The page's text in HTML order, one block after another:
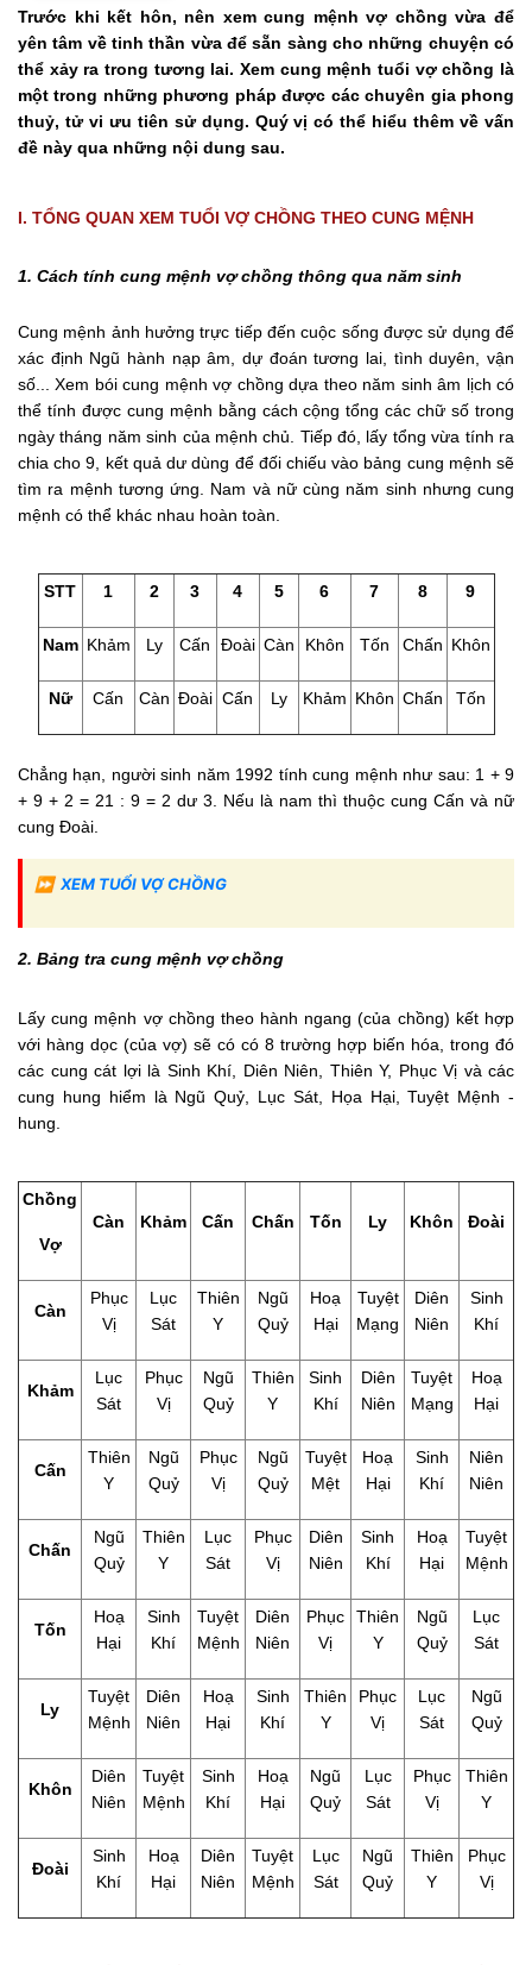
Trước khi kết hôn, nên xem cung mệnh vợ chồng vừa để
yên tâm về tinh thần vừa để sẵn sàng cho những chuyện có
thể xảy ra trong tương lai. Xem cung mệnh tuổi vợ chồng là
một trong những phương pháp được các chuyên gia phong
thuỷ, tử vi ưu tiên sử dụng. Quý vị có thể hiểu thêm về vấn
đề này qua những nội dung sau.
I. TỔNG QUAN XEM TUỔI VỢ CHỒNG THEO CUNG MỆNH
1. Cách tính cung mệnh vợ chồng thông qua năm sinh
Cung mệnh ảnh hưởng trực tiếp đến cuộc sống được sử dụng để
xác định Ngũ hành nạp âm, dự đoán tương lai, tình duyên, vận
số... Xem bói cung mệnh vợ chồng dựa theo năm sinh âm lịch có
thể tính được cung mệnh bằng cách cộng tổng các chữ số trong
ngày tháng năm sinh của mệnh chủ. Tiếp đó, lấy tổng vừa tính ra
chia cho 9, kết quả dư dùng để đối chiếu vào bảng cung mệnh sẽ
tìm ra mệnh tương ứng. Nam và nữ cùng năm sinh nhưng cung
mệnh có thể khác nhau hoàn toàn.
STT 1 2 3 4 5 6 7 8 9
Nam Khảm Ly Cấn Đoài Càn Khôn Tốn Chấn Khôn
Nữ Cấn Càn Đoài Cấn Ly Khảm Khôn Chấn Tốn
Chẳng hạn, người sinh năm 1992 tính cung mệnh như sau: 1 + 9
+ 9 + 2 = 21 : 9 = 2 dư 3. Nếu là nam thì thuộc cung Cấn và nữ
cung Đoài.
⏩ XEM TUỔI VỢ CHỒNG
2. Bảng tra cung mệnh vợ chồng
Lấy cung mệnh vợ chồng theo hành ngang (của chồng) kết hợp
với hàng dọc (của vợ) sẽ có có 8 trường hợp biến hóa, trong đó
các cung cát lợi là Sinh Khí, Diên Niên, Thiên Y, Phục Vị và các
cung hung hiểm là Ngũ Quỷ, Lục Sát, Họa Hại, Tuyệt Mệnh -
hung.
Chồng
Vợ
Càn Khảm Cấn Chấn Tốn Ly Khôn Đoài
Càn
Phục
Vị
Lục
Sát
Thiên
Y
Ngũ
Quỷ
Hoạ
Hại
Tuyệt
Mạng
Diên
Niên
Sinh
Khí
Khảm
Lục
Sát
Phục
Vị
Ngũ
Quỷ
Thiên
Y
Sinh
Khí
Diên
Niên
Tuyệt
Mạng
Hoạ
Hại
Cấn
Thiên
Y
Ngũ
Quỷ
Phục
Vị
Ngũ
Quỷ
Tuyệt
Mệt
Hoạ
Hại
Sinh
Khí
Niên
Niên
Chấn
Ngũ
Quỷ
Thiên
Y
Lục
Sát
Phục
Vị
Diên
Niên
Sinh
Khí
Hoạ
Hại
Tuyệt
Mệnh
Tốn
Hoạ
Hại
Sinh
Khí
Tuyệt
Mệnh
Diên
Niên
Phục
Vị
Thiên
Y
Ngũ
Quỷ
Lục
Sát
Ly
Tuyệt
Mệnh
Diên
Niên
Hoạ
Hại
Sinh
Khí
Thiên
Y
Phục
Vị
Lục
Sát
Ngũ
Quỷ
Khôn
Diên
Niên
Tuyệt
Mệnh
Sinh
Khí
Hoạ
Hại
Ngũ
Quỷ
Lục
Sát
Phục
Vị
Thiên
Y
Đoài
Sinh
Khí
Hoạ
Hại
Diên
Niên
Tuyệt
Mệnh
Lục
Sát
Ngũ
Quỷ
Thiên
Y
Phục
Vị